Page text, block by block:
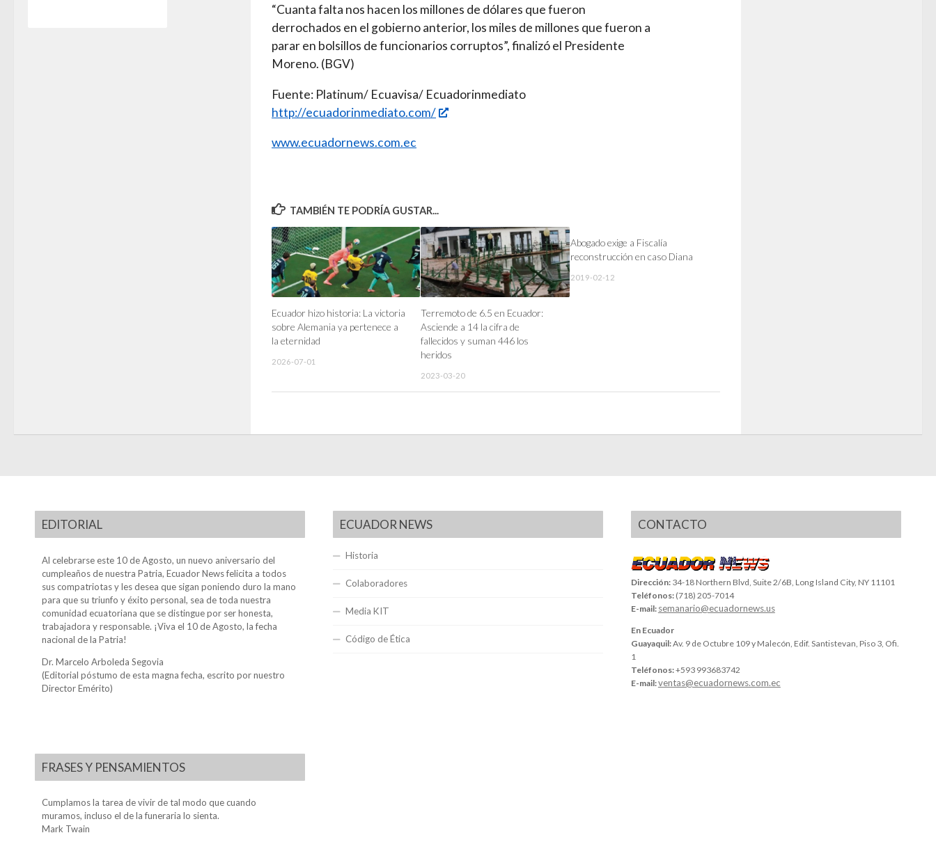
“Cuanta falta nos hacen los millones de dólares que fueron
derrochados en el gobierno anterior, los miles de millones que fueron a
parar en bolsillos de funcionarios corruptos”, finalizó el Presidente
Moreno. (BGV)
Fuente: Platinum/ Ecuavisa/ Ecuadorinmediato
http://ecuadorinmediato.com/
www.ecuadornews.com.ec
TAMBIÉN TE PODRÍA GUSTAR...
Ecuador hizo historia: La victoria
sobre Alemania ya pertenece a
la eternidad
2026-07-01
Terremoto de 6.5 en Ecuador:
Asciende a 14 la cifra de
fallecidos y suman 446 los
heridos
2023-03-20
Abogado exige a Fiscalía
reconstrucción en caso Diana
2019-02-12
EDITORIAL
Al celebrarse este 10 de Agosto, un nuevo aniversario del
cumpleaños de nuestra Patria, Ecuador News felicita a todos
sus compatriotas y les desea que sigan poniendo duro la mano
para que su triunfo y éxito personal, sea de toda nuestra
comunidad ecuatoriana que se distingue por ser honesta,
trabajadora y responsable. ¡Viva el 10 de Agosto, la fecha
nacional de la Patria!
Dr. Marcelo Arboleda Segovia
(Editorial póstumo de esta magna fecha, escrito por nuestro
Director Emérito)
FRASES Y PENSAMIENTOS
Cumplamos la tarea de vivir de tal modo que cuando
muramos, incluso el de la funeraria lo sienta.
Mark Twain
ECUADOR NEWS
Historia
Colaboradores
Media KIT
Código de Ética
CONTACTO
Dirección: 34-18 Northern Blvd, Suite 2/6B, Long Island City, NY 11101
Teléfonos: (718) 205-7014
E-mail: semanario@ecuadornews.us
En Ecuador
Guayaquil:Av. 9 de Octubre 109 y Malecón, Edif. Santistevan, Piso 3, Ofi.
1
Teléfonos:+593 993683742
E-mail:ventas@ecuadornews.com.ec